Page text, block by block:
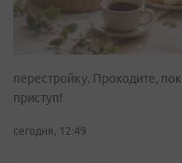
перестройку. Проходите,
приступ!
сегодня, 12:49